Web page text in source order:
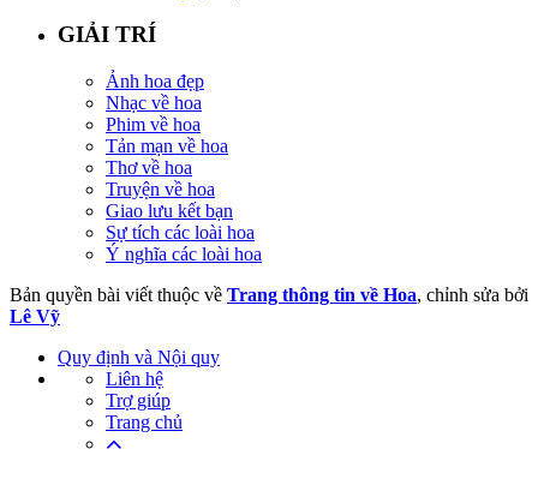
GIẢI TRÍ
Ảnh hoa đẹp
Nhạc về hoa
Phim về hoa
Tản mạn về hoa
Thơ về hoa
Truyện về hoa
Giao lưu kết bạn
Sự tích các loài hoa
Ý nghĩa các loài hoa
Bản quyền bài viết thuộc về Trang thông tin về Hoa, chỉnh sửa bởi
Lê Vỹ
Quy định và Nội quy
Liên hệ
Trợ giúp
Trang chủ